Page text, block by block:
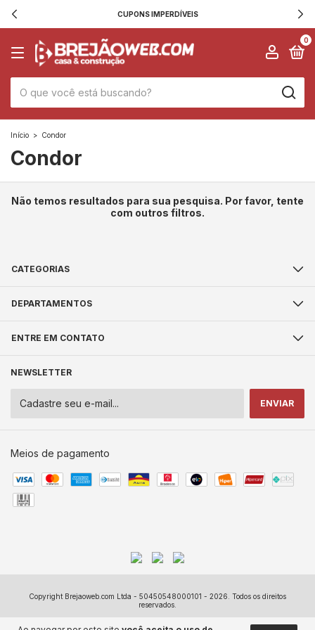
CUPONS IMPERDÍVEIS
0
Início > Condor
Condor
Não temos resultados para sua pesquisa. Por favor, tente
com outros filtros.
CATEGORIAS
DEPARTAMENTOS
ENTRE EM CONTATO
NEWSLETTER
Meios de pagamento
Copyright Brejaoweb.com Ltda - 50450548000101 - 2026. Todos os direitos
reservados.